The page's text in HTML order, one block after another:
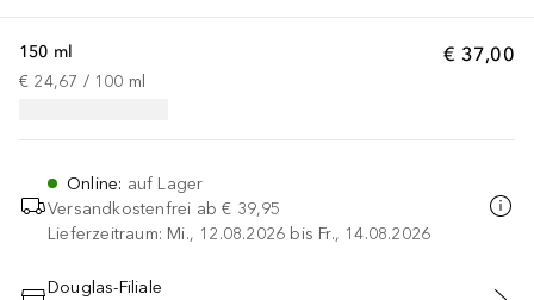
€ 37,00
150 ml
€ 24,67 / 100 ml
Online: auf Lager
Versandkostenfrei ab € 39,95
Lieferzeitraum: Mi., 12.08.2026 bis Fr., 14.08.2026
Douglas-Filiale